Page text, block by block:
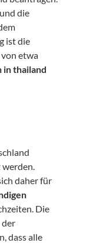
die
ist die
in thailand
daher für
der
dass alle